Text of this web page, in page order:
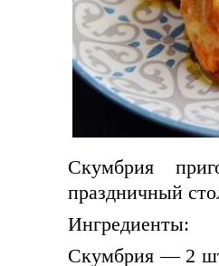
Скумбрия
праздничный
Ингредиенты:
Скумбрия — 2